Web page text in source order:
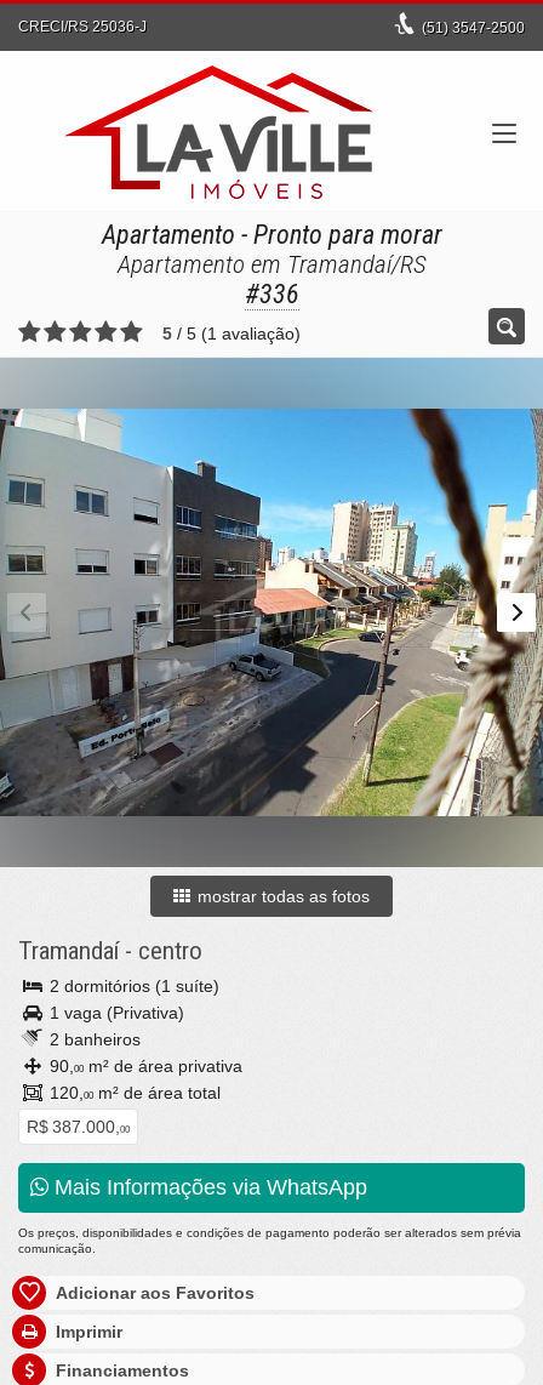
CRECI/RS 25036-J (51) 3547-2500
Apartamento - Pronto para morar
Apartamento em Tramandaí/RS
#336
5 / 5 (1 avaliação)
mostrar todas as fotos
Tramandaí- centro
2 dormitórios (1 suíte)
1 vaga (Privativa)
2 banheiros
90, 00 m² de área privativa
120, 00 m² de área total
R$ 387.000, 00
Mais Informações via WhatsApp
Os preços, disponibilidades e condições de pagamento poderão ser alterados sem prévia
comunicação.
Adicionar aos Favoritos
Imprimir
Financiamentos